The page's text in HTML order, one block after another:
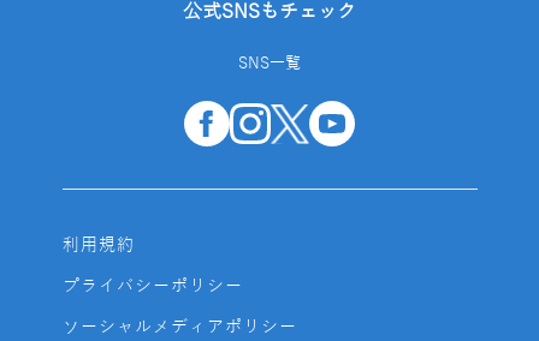
公式SNSもチェック
SNS一覧
利用規約
プライバシーポリシー
ソーシャルメディアポリシー